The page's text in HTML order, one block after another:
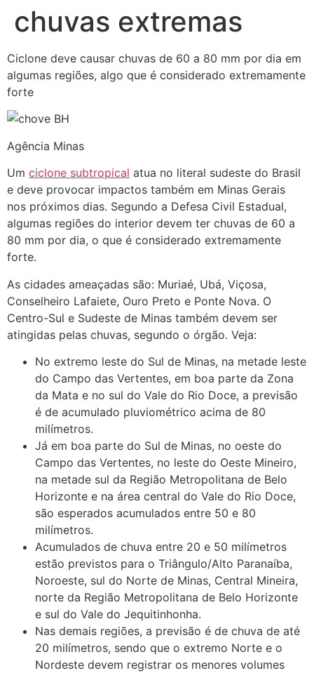
chuvas extremas
Ciclone deve causar chuvas de 60 a 80 mm por dia em
algumas regiões, algo que é considerado extremamente
forte
Agência Minas
Um ciclone subtropical atua no literal sudeste do Brasil
e deve provocar impactos também em Minas Gerais
nos próximos dias. Segundo a Defesa Civil Estadual,
algumas regiões do interior devem ter chuvas de 60 a
80 mm por dia, o que é considerado extremamente
forte.
As cidades ameaçadas são: Muriaé, Ubá, Viçosa,
Conselheiro Lafaiete, Ouro Preto e Ponte Nova. O
Centro-Sul e Sudeste de Minas também devem ser
atingidas pelas chuvas, segundo o órgão. Veja:
No extremo leste do Sul de Minas, na metade leste
do Campo das Vertentes, em boa parte da Zona
da Mata e no sul do Vale do Rio Doce, a previsão
é de acumulado pluviométrico acima de 80
milímetros.
Já em boa parte do Sul de Minas, no oeste do
Campo das Vertentes, no leste do Oeste Mineiro,
na metade sul da Região Metropolitana de Belo
Horizonte e na área central do Vale do Rio Doce,
são esperados acumulados entre 50 e 80
milímetros.
Acumulados de chuva entre 20 e 50 milímetros
estão previstos para o Triângulo/Alto Paranaíba,
Noroeste, sul do Norte de Minas, Central Mineira,
norte da Região Metropolitana de Belo Horizonte
e sul do Vale do Jequitinhonha.
Nas demais regiões, a previsão é de chuva de até
20 milímetros, sendo que o extremo Norte e o
Nordeste devem registrar os menores volumes